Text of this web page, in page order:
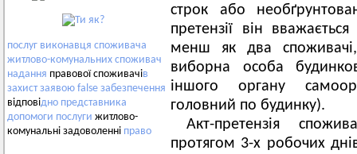
послуг виконавця споживача
житлово-комунальних споживач
надання правової споживачів
захист заявою false забезпечення
відповідно представника
допомоги послуги житлово-
комунальні задоволенні право
строк або
претензії він
менш як два
виборна особа
іншого органу
головний по будинку).
Акт-претензія
протягом 3-х робочих